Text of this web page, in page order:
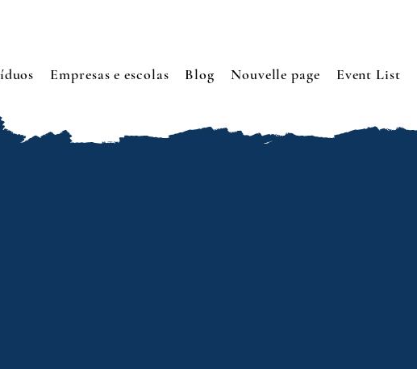
Empresas e escolas Blog Nouvelle page Event List